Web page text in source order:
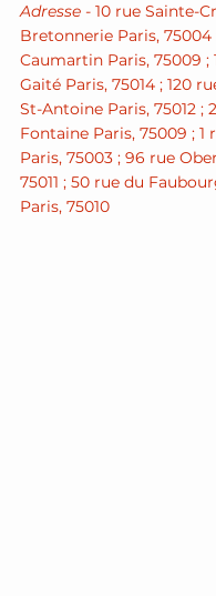
Adresse - 10 rue Sainte-
Bretonnerie Paris, 75004
Caumartin Paris, 75009 ;
Gaité Paris, 75014 ; 120
St-Antoine Paris, 75012 ;
Fontaine Paris, 75009 ; 1
Paris, 75003 ; 96 rue
75011 ; 50 rue du
Paris, 75010